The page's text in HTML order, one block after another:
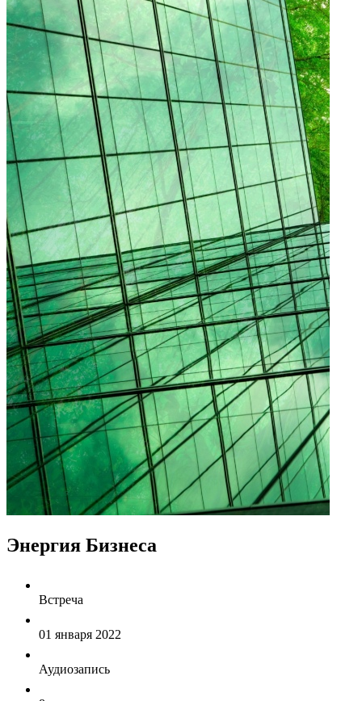
Энергия Бизнеса
Встреча
01 января 2022
Аудиозапись